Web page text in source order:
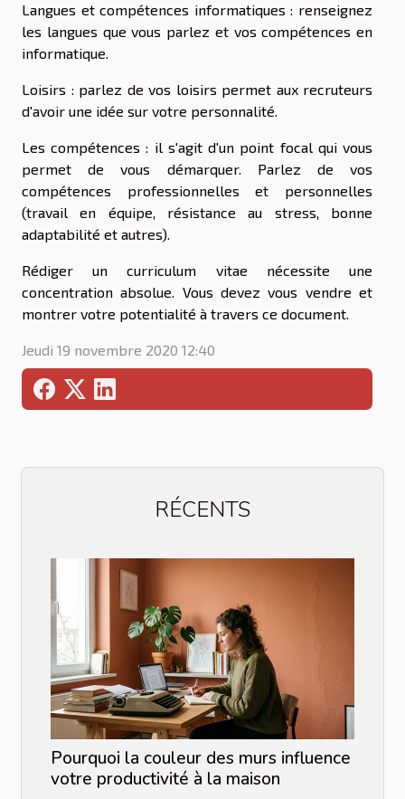
Langues et compétences informatiques : renseignez
les langues que vous parlez et vos compétences en
informatique.
Loisirs : parlez de vos loisirs permet aux recruteurs
d'avoir une idée sur votre personnalité.
Les compétences : il s'agit d'un point focal qui vous
permet de vous démarquer. Parlez de vos
compétences professionnelles et personnelles
(travail en équipe, résistance au stress, bonne
adaptabilité et autres).
Rédiger un curriculum vitae nécessite une
concentration absolue. Vous devez vous vendre et
montrer votre potentialité à travers ce document.
Jeudi 19 novembre 2020 12:40
RÉCENTS
Pourquoi la couleur des murs influence
votre productivité à la maison